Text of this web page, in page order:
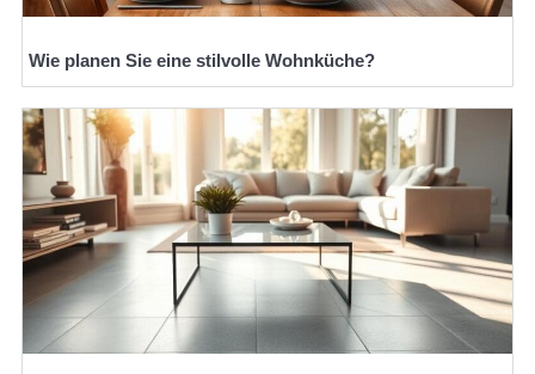
Wie planen Sie eine stilvolle Wohnküche?